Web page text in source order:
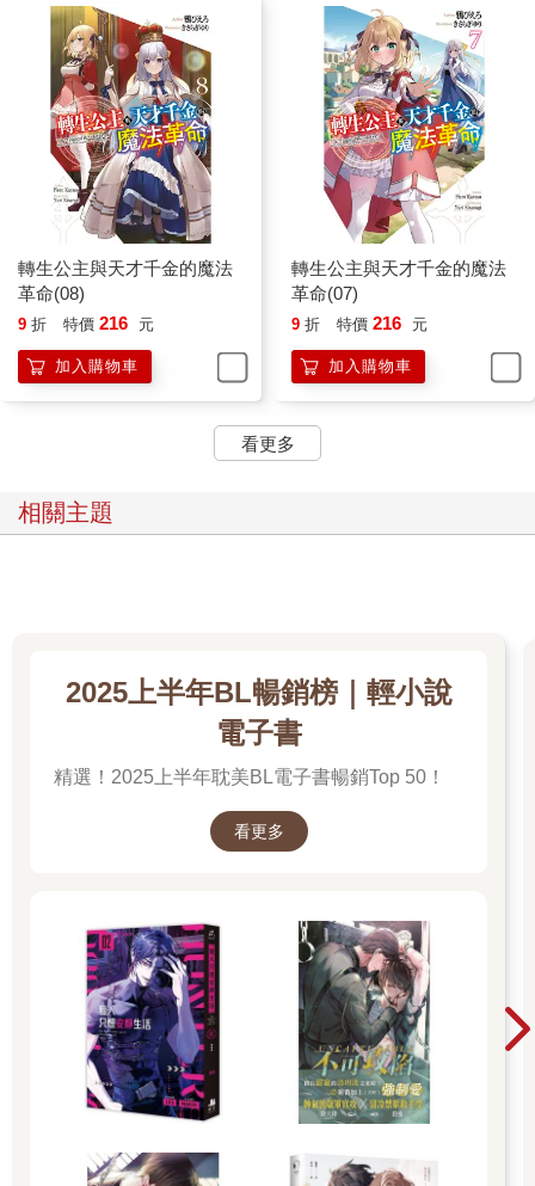
轉生公主與天才千金的魔法
革命(08)
9 折 特價 216 元
加入購物車
轉生公主與天才千金的魔法
革命(07)
9 折 特價 216 元
加入購物車
看更多
相關主題
2025上半年BL暢銷榜｜輕小說
電子書
精選！2025上半年耽美BL電子書暢銷Top 50！
看更多